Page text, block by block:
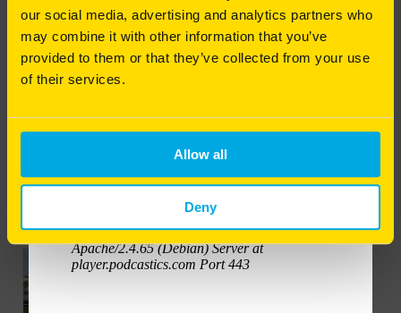
our social media, advertising and analytics partners who
may combine it with other information that you’ve
provided to them or that they’ve collected from your use
of their services.
Allow all
Deny
Gamme végétalisation à destination des
collectivités
Excellente résistance à la sécheresse
pour redonner vie à votre pelouse ? Alexis Neveu
vous explique les gestes techniques indispensables
pour entretenir un gazon sain et durable.
Bonne écoute à toutes et à tous !